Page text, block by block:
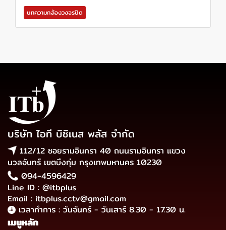
บทความกล้องวงจรปิด
บริษัท ไอที บิซิเนส พลัส จำกัด
112/12 ซอยรามอินทรา 40 ถนนรามอินทรา แขวง
นวลจันทร์ เขตบึงกุ่ม กรุงเทพมหานคร 10230
094-4596429
Line ID : @itbplus
Email : itbplus.cctv@gmail.com
เวลาทำการ : วันจันทร์ - วันเสาร์ 8.30 - 17.30 น.
เมนูหลัก